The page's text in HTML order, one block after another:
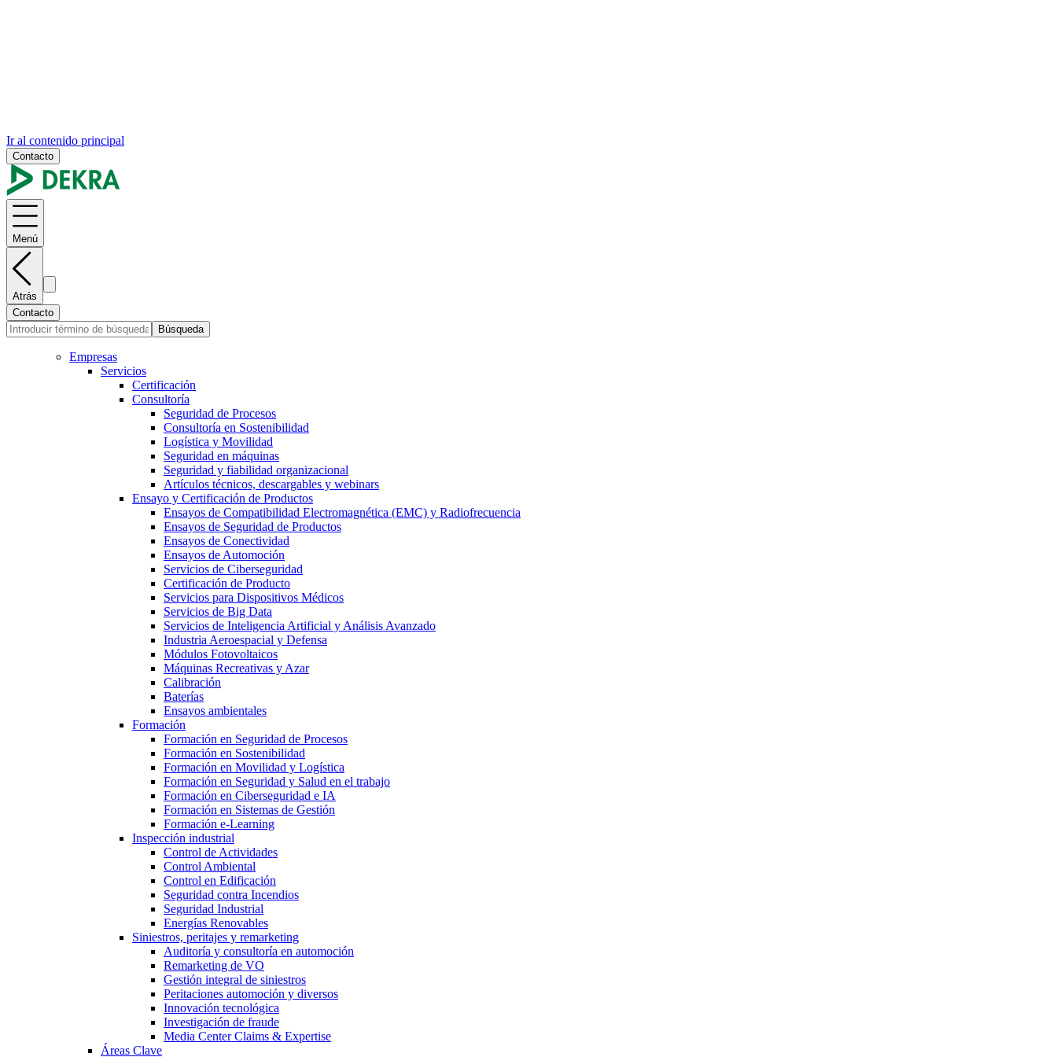
Ir al contenido principal
Contacto
Menú
Atrás
Contacto
Búsqueda
Empresas
Servicios
Certificación
Consultoría
Seguridad de Procesos
Consultoría en Sostenibilidad
Logística y Movilidad
Seguridad en máquinas
Seguridad y fiabilidad organizacional
Artículos técnicos, descargables y webinars
Ensayo y Certificación de Productos
Ensayos de Compatibilidad Electromagnética (EMC) y Radiofrecuencia
Ensayos de Seguridad de Productos
Ensayos de Conectividad
Ensayos de Automoción
Servicios de Ciberseguridad
Certificación de Producto
Servicios para Dispositivos Médicos
Servicios de Big Data
Servicios de Inteligencia Artificial y Análisis Avanzado
Industria Aeroespacial y Defensa
Módulos Fotovoltaicos
Máquinas Recreativas y Azar
Calibración
Baterías
Ensayos ambientales
Formación
Formación en Seguridad de Procesos
Formación en Sostenibilidad
Formación en Movilidad y Logística
Formación en Seguridad y Salud en el trabajo
Formación en Ciberseguridad e IA
Formación en Sistemas de Gestión
Formación e-Learning
Inspección industrial
Control de Actividades
Control Ambiental
Control en Edificación
Seguridad contra Incendios
Seguridad Industrial
Energías Renovables
Siniestros, peritajes y remarketing
Auditoría y consultoría en automoción
Remarketing de VO
Gestión integral de siniestros
Peritaciones automoción y diversos
Innovación tecnológica
Investigación de fraude
Media Center Claims & Expertise
Áreas Clave